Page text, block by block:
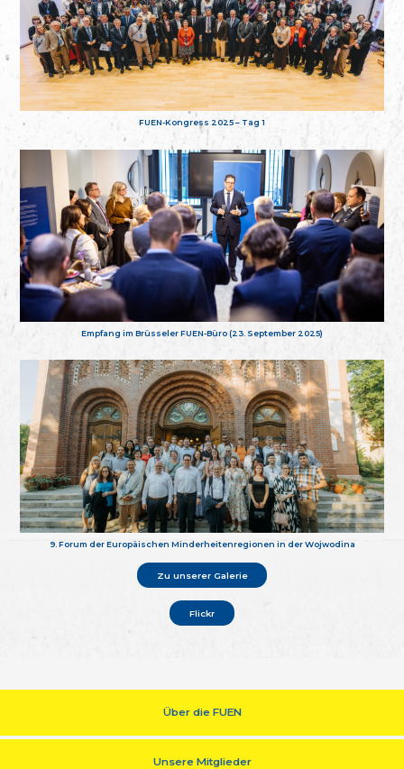
FUEN-Kongress 2025 – Tag 1
Empfang im Brüsseler FUEN-Büro (23. September 2025)
9. Forum der Europäischen Minderheitenregionen in der Wojwodina
Zu unserer Galerie
Flickr
Über die FUEN
Unsere Mitglieder